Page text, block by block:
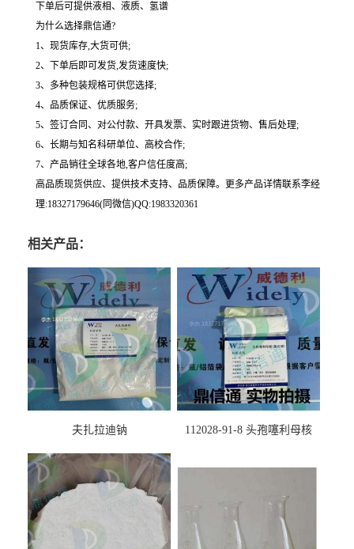
下单后可提供液相、液质、氢谱
为什么选择鼎信通?
1、现货库存,大货可供;
2、下单后即可发货,发货速度快;
3、多种包装规格可供您选择;
4、品质保证、优质服务;
5、签订合同、对公付款、开具发票、实时跟进货物、售后处理;
6、长期与知名科研单位、高校合作;
7、产品销往全球各地,客户信任度高;
高品质现货供应、提供技术支持、品质保障。更多产品详情联系李经
理:18327179646(同微信)QQ:1983320361
相关产品：
夫扎拉迪钠
112028-91-8 头孢噻利母核